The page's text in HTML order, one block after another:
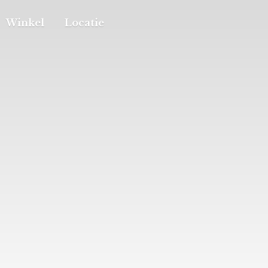
Winkel Locatie